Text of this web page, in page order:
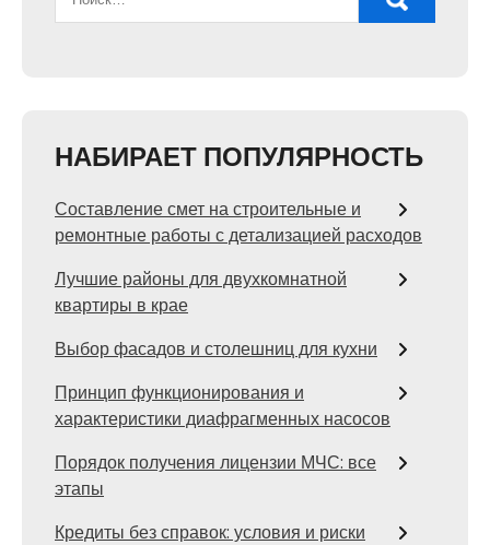
НАБИРАЕТ ПОПУЛЯРНОСТЬ
Составление смет на строительные и
ремонтные работы с детализацией расходов
Лучшие районы для двухкомнатной
квартиры в крае
Выбор фасадов и столешниц для кухни
Принцип функционирования и
характеристики диафрагменных насосов
Порядок получения лицензии МЧС: все
этапы
Кредиты без справок: условия и риски